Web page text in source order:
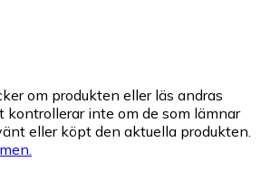
om produkten eller läs andras
kontrollerar inte om de som lämnar
eller köpt den aktuella produkten.